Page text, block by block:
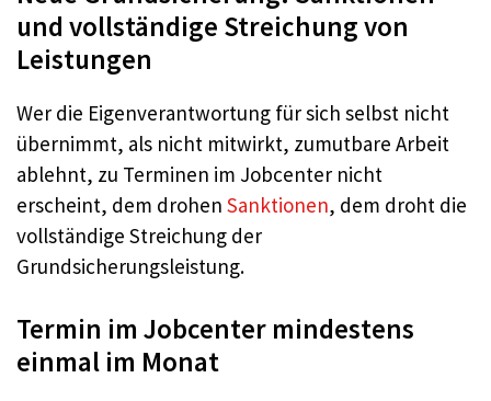
und vollständige Streichung von
Leistungen
Wer die Eigenverantwortung für sich selbst nicht
übernimmt, als nicht mitwirkt, zumutbare Arbeit
ablehnt, zu Terminen im Jobcenter nicht
erscheint, dem drohen Sanktionen, dem droht die
vollständige Streichung der
Grundsicherungsleistung.
Termin im Jobcenter mindestens
einmal im Monat